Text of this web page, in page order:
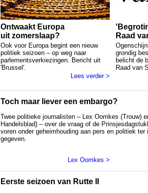
Ontwaakt Europa
uit zomerslaap?
Ook voor Europa begint een nieuw
politiek seizoen – op weg naar
parlementsverkiezingen. Bericht uit
'Brussel'.
Raad
grondig
belicht de
Raad van
Lees verder >
Toch maar liever een embargo?
Twee politieke journalisten – Lex Oomkes (Trouw)
Handelsblad) – over de vraag of de
voren onder geheimhouding aan pers en politiek ter
gegeven.
Lex Oomkes >
Eerste seizoen van Rutte II